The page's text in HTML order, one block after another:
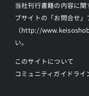
当社刊行書籍の内容に
ブサイトの 「お問合せ
（http://
い。
このサイトについて
コミュニティガイドライ